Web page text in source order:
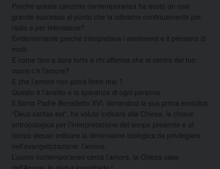
Perché questa canzone contemporanea ha avuto un così
grande successo al punto che la udivamo continuamente per
radio e per televisione?
Evidentemente perché interpretava i sentimenti e il pensiero di
molti.
E come fare a dare torto a chi afferma che al centro del tuo
cuore c’è l’amore?
E che l’amore non potrà finire mai ?
Questo è l’anelito e la speranza di ogni persona.
Il Santo Padre Benedetto XVI, donandoci la sua prima enciclica
“Deus caritas est”, ha voluto indicare alla Chiesa, la chiave
antropologica per l’interpretazione del tempo presente e al
tempo stesso indicare la dimensione teologica da privilegiare
nell’evangelizzazione: l’amore.
L’uomo contemporaneo cerca l’amore, la Chiesa casa